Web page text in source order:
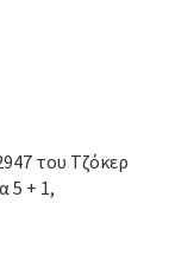
του Τζόκερ
5 + 1,